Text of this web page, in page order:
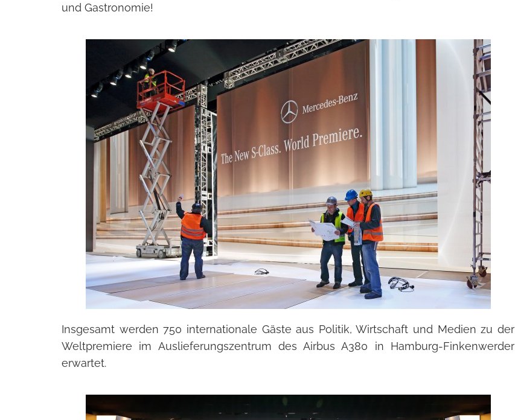
und Gastronomie!
Insgesamt werden 750 internationale Gäste aus Politik, Wirtschaft und Medien zu der
Weltpremiere im Auslieferungszentrum des Airbus A380 in Hamburg-Finkenwerder
erwartet.